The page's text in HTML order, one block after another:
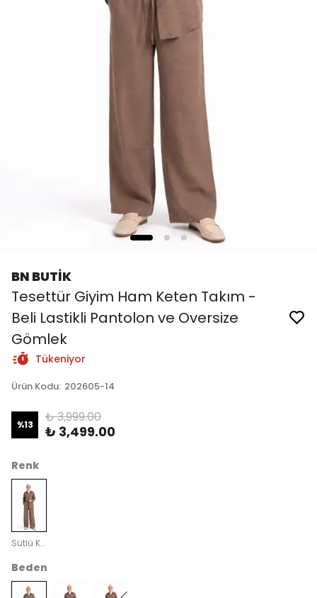
BN BUTİK
Tesettür Giyim Ham Keten Takım -
Beli Lastikli Pantolon ve Oversize
Gömlek
Tükeniyor
Ürün Kodu: 202605-14
%13 ₺ 3,999.00
₺ 3,499.00
Renk
Sütlü Kahve
Beden